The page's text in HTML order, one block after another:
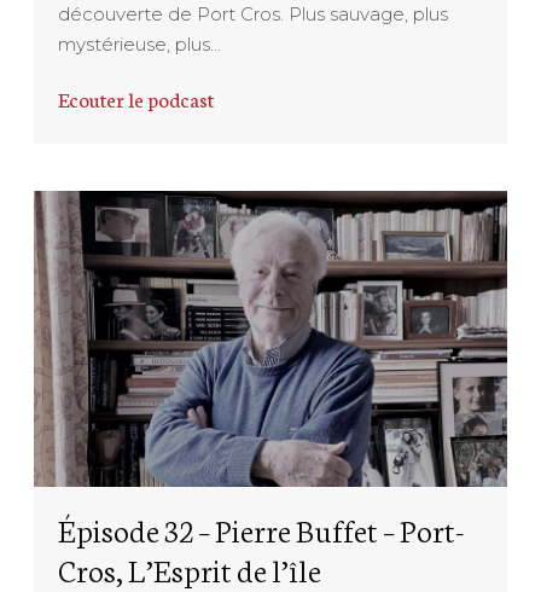
découverte de Port Cros. Plus sauvage, plus
mystérieuse, plus…
Ecouter le podcast
Épisode 32 – Pierre Buffet – Port-
Cros, L’Esprit de l’île